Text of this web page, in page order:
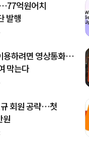
억원어치
발행
용하려면 영상통화…
막는다
회원 공략…첫
원